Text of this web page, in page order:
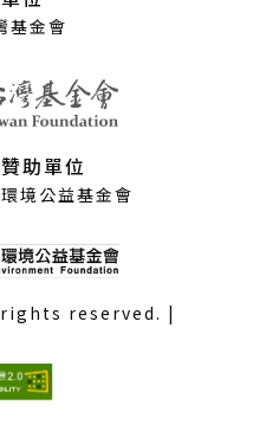
基金會
助單位
境公益基金會
reserved. |
(外
部